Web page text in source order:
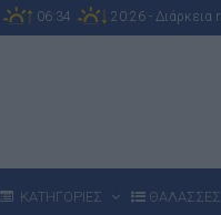
06:34 20:26 -
ΚΑΤΗΓΟΡΙΕΣ ΘΑΛΑΣΣΕΣ